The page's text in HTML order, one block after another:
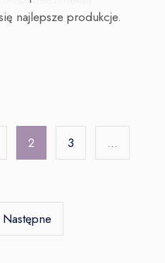
najlepsze produkcje.
2 3 …
Następne